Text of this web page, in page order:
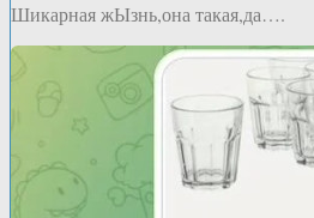
Шикарная жЫзнь,она такая,да….